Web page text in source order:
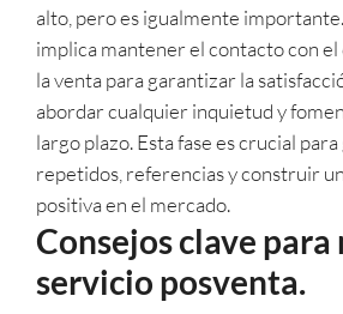
alto, pero es igualmente
implica mantener el contacto con
la venta para garantizar la
abordar cualquier inquietud y
largo plazo. Esta fase es crucial
repetidos, referencias y construir
positiva en el mercado.
Consejos clave
servicio posventa.